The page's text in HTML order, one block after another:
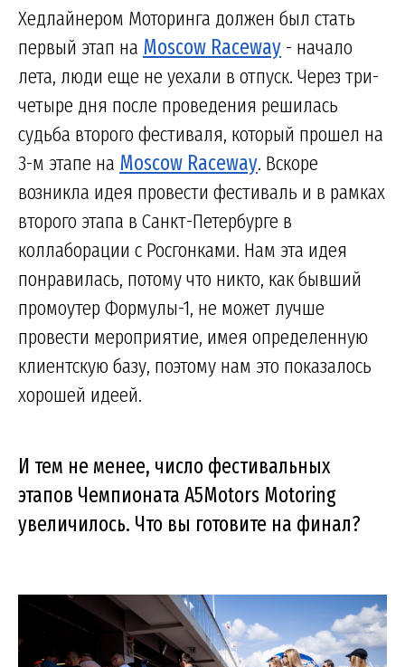
Хедлайнером Моторинга должен был стать
первый этап на Moscow Raceway - начало
лета, люди еще не уехали в отпуск. Через три-
четыре дня после проведения решилась
судьба второго фестиваля, который прошел на
3-м этапе на Moscow Raceway. Вскоре
возникла идея провести фестиваль и в рамках
второго этапа в Санкт-Петербурге в
коллаборации с Росгонками. Нам эта идея
понравилась, потому что никто, как бывший
промоутер Формулы-1, не может лучше
провести мероприятие, имея определенную
клиентскую базу, поэтому нам это показалось
хорошей идеей.
И тем не менее, число фестивальных
этапов Чемпионата A5Motors Motoring
увеличилось. Что вы готовите на финал?